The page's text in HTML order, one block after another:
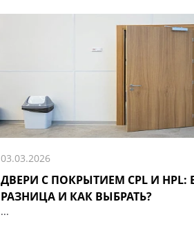
03.03.2026
ДВЕРИ С ПОКРЫТИЕМ CPL И HPL:
РАЗНИЦА И КАК ВЫБРАТЬ?
...